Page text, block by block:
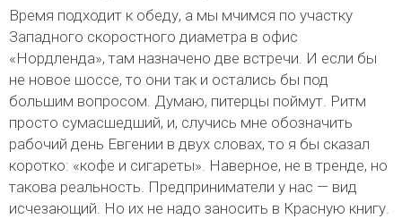
Время подходит к обеду, а мы мчимся по участку
Западного скоростного диаметра в офис
«Нордленда», там назначено две встречи. И если бы
не новое шоссе, то они так и остались бы под
большим вопросом. Думаю, питерцы поймут. Ритм
просто сумасшедший, и, случись мне обозначить
рабочий день Евгении в двух словах, то я бы сказал
коротко: «кофе и сигареты». Наверное, не в тренде, но
такова реальность. Предприниматели у нас — вид
исчезающий. Но их не надо заносить в Красную книгу.